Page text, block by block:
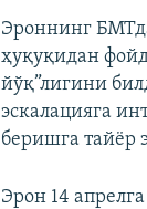
Эроннинг
ҳуқуқидан
йўқ”лигини
эскалацияга
беришга тайёр
Эрон 14